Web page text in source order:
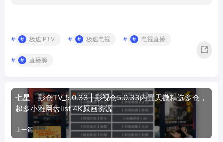
# 极速IPTV # 极速电视 # 电视直播
# 直播源
七星｜影仓TV_5.0.33 | 影视仓5.0.33内置天微精选多仓，
超多小雅网盘list 4K原画资源
上一篇